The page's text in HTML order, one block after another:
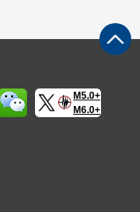
M5.0+
M6.0+